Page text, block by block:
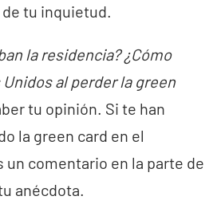
tu inquietud.
la residencia? ¿Cómo
al perder la green
tu opinión. Si te han
la green card en el
un comentario en la parte de
anécdota.